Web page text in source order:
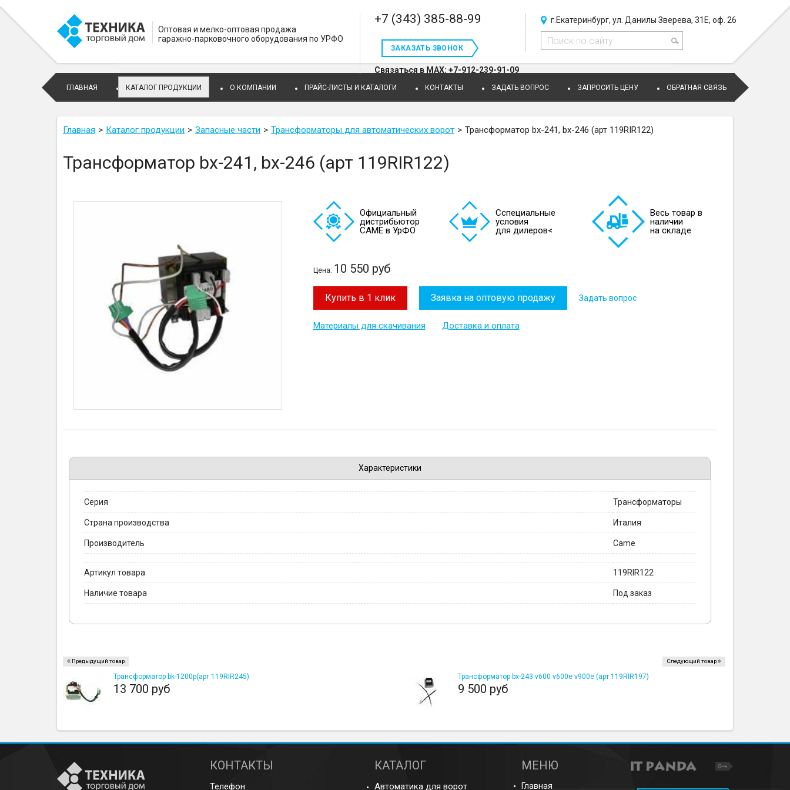
Оптовая и мелко-оптовая продажа
гаражно-парковочного оборудования по УРФО
+7 (343) 385-88-99
ЗАКАЗАТЬ ЗВОНОК
Связаться в MAX: +7-912-239-91-09
г.Екатеринбург, ул. Данилы Зверева, 31Е, оф. 26
ГЛАВНАЯ КАТАЛОГ ПРОДУКЦИИ О КОМПАНИИ ПРАЙС-ЛИСТЫ И КАТАЛОГИ КОНТАКТЫ ЗАДАТЬ ВОПРОС ЗАПРОСИТЬ ЦЕНУ ОБРАТНАЯ СВЯЗЬ
Главная Каталог продукции Запасные части Трансформаторы для автоматических ворот Трансформатор bx-241, bx-246 (арт 119RIR122)
Трансформатор bx-241, bx-246 (арт 119RIR122)
Официальный
дистрибьютор
САМЕ в УрФО
Cспециальные
условия
для дилеров<
Весь товар в
наличии
на складе
Цена: 10 550 руб
Купить в 1 клик Заявка на оптовую продажу Задать вопрос
Материалы для скачивания Доставка и оплата
Характеристики
Серия Трансформаторы
Страна производства Италия
Производитель Came
Артикул товара 119RIR122
Наличие товара Под заказ
Следующий товар
Трансформатор bx-243 v600 v600e v900e (арт 119RIR197)
9 500 руб
Предыдущий товар
Трансформатор bk-1200p(арт 119RIR245)
13 700 руб
КОНТАКТЫ
Телефон:
КАТАЛОГ
Автоматика для ворот
МЕНЮ
Главная